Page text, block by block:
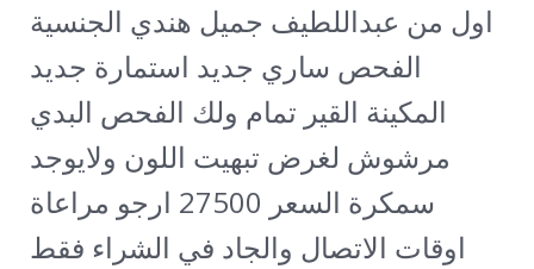
اول من عبداللطيف جميل هندي الجنسية
الفحص ساري جديد استمارة جديد
المكينة القير تمام ولك الفحص البدي
مرشوش لغرض تبهيت اللون ولايوجد
سمكرة السعر 27500 ارجو مراعاة
اوقات الاتصال والجاد في الشراء فقط